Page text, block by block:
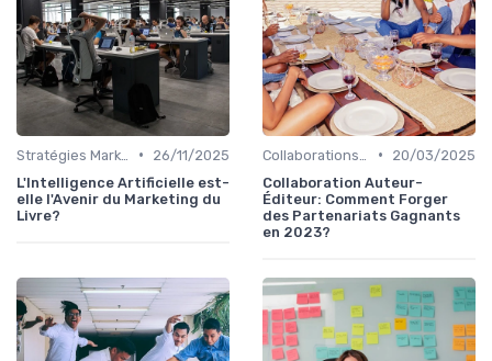
•
26/11/2025
L'Intelligence Artificielle est-
elle l'Avenir du Marketing du
Livre?
•
20/03/2025
Collaboration Auteur-
Éditeur: Comment Forger
des Partenariats Gagnants
en 2023?